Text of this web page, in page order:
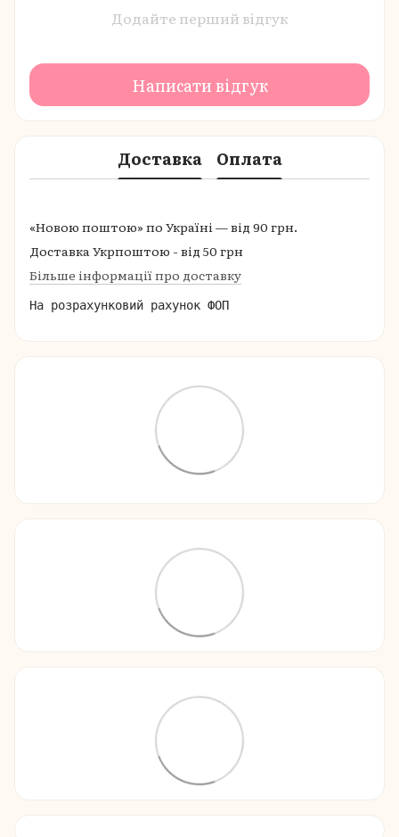
Додайте перший відгук
Написати відгук
Доставка Оплата
«Новою поштою» по Україні — від 90 грн.
Доставка Укрпоштою - від 50 грн
Більше інформації про доставку
На розрахунковий рахунок ФОП